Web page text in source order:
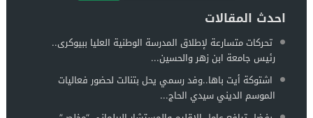
احدث المقالات
تحركات متسارعة لإطلاق المدرسة الوطنية العليا ببيوكرى..
رئيس جامعة ابن زهر والحسين...
اشتوكة أيت باها..وفد رسمي يحل بتنالت لحضور فعاليات
الموسم الديني سيدي الحاج...